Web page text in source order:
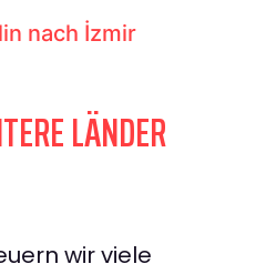
nach İzmir
LÄNDER
wir viele